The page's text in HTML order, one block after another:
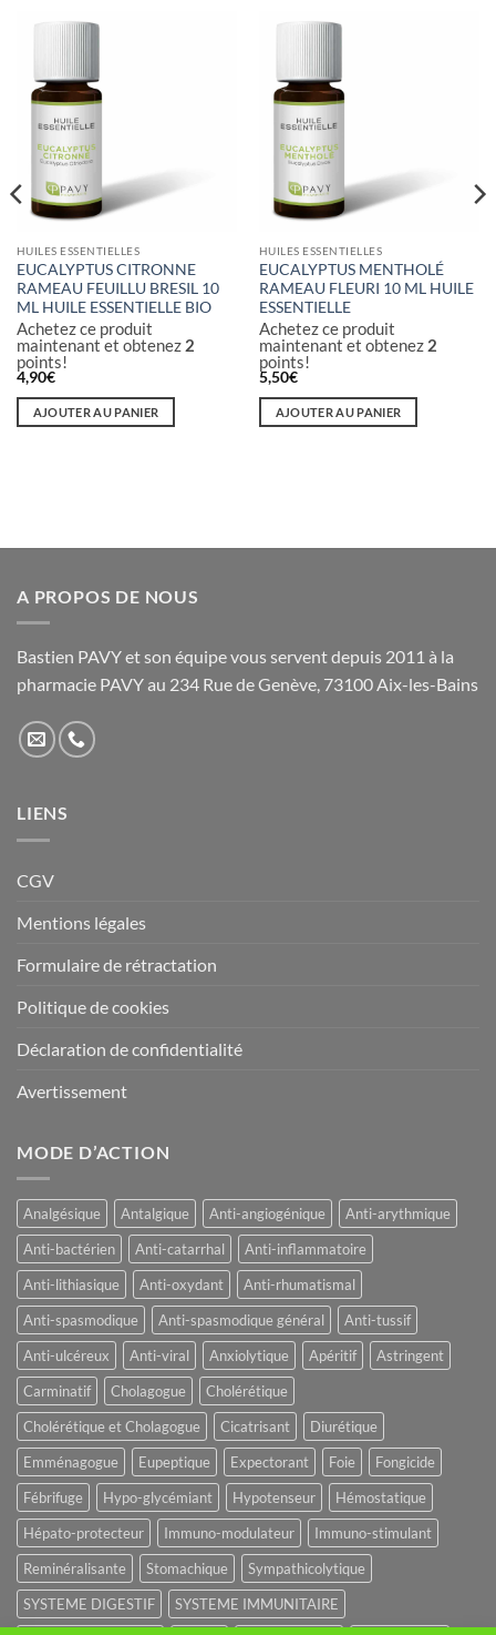
HUILES ESSENTIELLES
EUCALYPTUS CITRONNE
RAMEAU FEUILLU BRESIL 10
ML HUILE ESSENTIELLE BIO
Achetez ce produit
maintenant et obtenez 2
points!
4,90€
AJOUTER AU PANIER
HUILES ESSENTIELLES
EUCALYPTUS MENTHOLÉ
RAMEAU FLEURI 10 ML HUILE
ESSENTIELLE
Achetez ce produit
maintenant et obtenez 2
points!
5,50€
AJOUTER AU PANIER
A PROPOS DE NOUS
Bastien PAVY et son équipe vous servent depuis 2011 à la
pharmacie PAVY au 234 Rue de Genève, 73100 Aix-les-Bains
LIENS
CGV
Mentions légales
Formulaire de rétractation
Politique de cookies
Déclaration de confidentialité
Avertissement
MODE D’ACTION
Analgésique Antalgique Anti-angiogénique
Anti-arythmique
Anti-bactérien
Anti-catarrhal
Anti-inflammatoire
Anti-lithiasique
Anti-oxydant
Anti-rhumatismal
Anti-spasmodique
Anti-spasmodique général
Anti-tussif
Anti-ulcéreux
Anti-viral Anxiolytique Apéritif
Astringent
Carminatif
Cholagogue
Cholérétique
Cholérétique et Cholagogue
Cicatrisant
Diurétique
Emménagogue
Eupeptique Expectorant Foie
Fongicide
Fébrifuge
Hypo-glycémiant Hypotenseur
Hémostatique
Hépato-protecteur
Immuno-modulateur
Immuno-stimulant
Reminéralisante
Stomachique
Sympathicolytique
SYSTEME DIGESTIF
SYSTEME IMMUNITAIRE